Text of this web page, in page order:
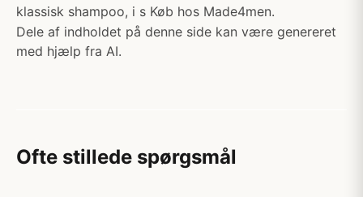
klassisk shampoo, i s Køb hos Made4men.
Dele af indholdet på denne side kan være genereret
med hjælp fra AI.
Ofte stillede spørgsmål